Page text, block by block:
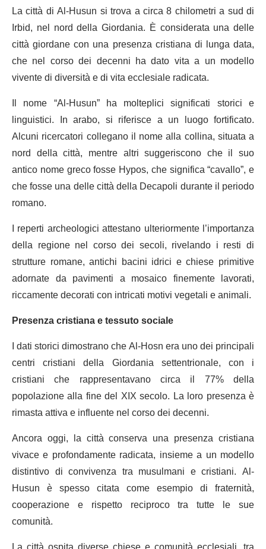
La città di Al-Husun si trova a circa 8 chilometri a sud di
Irbid, nel nord della Giordania. È considerata una delle
città giordane con una presenza cristiana di lunga data,
che nel corso dei decenni ha dato vita a un modello
vivente di diversità e di vita ecclesiale radicata.
Il nome “Al-Husun” ha molteplici significati storici e
linguistici. In arabo, si riferisce a un luogo fortificato.
Alcuni ricercatori collegano il nome alla collina, situata a
nord della città, mentre altri suggeriscono che il suo
antico nome greco fosse Hypos, che significa “cavallo”, e
che fosse una delle città della Decapoli durante il periodo
romano.
I reperti archeologici attestano ulteriormente l’importanza
della regione nel corso dei secoli, rivelando i resti di
strutture romane, antichi bacini idrici e chiese primitive
adornate da pavimenti a mosaico finemente lavorati,
riccamente decorati con intricati motivi vegetali e animali.
Presenza cristiana e tessuto sociale
I dati storici dimostrano che Al-Hosn era uno dei principali
centri cristiani della Giordania settentrionale, con i
cristiani che rappresentavano circa il 77% della
popolazione alla fine del XIX secolo. La loro presenza è
rimasta attiva e influente nel corso dei decenni.
Ancora oggi, la città conserva una presenza cristiana
vivace e profondamente radicata, insieme a un modello
distintivo di convivenza tra musulmani e cristiani. Al-
Husun è spesso citata come esempio di fraternità,
cooperazione e rispetto reciproco tra tutte le sue
comunità.